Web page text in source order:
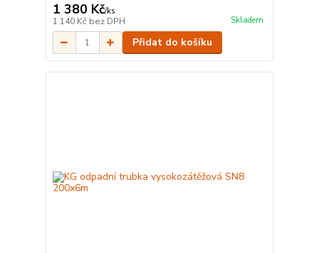
1 380 Kč/ks
1 140 Kč bez DPH Skladem
Přidat do košíku